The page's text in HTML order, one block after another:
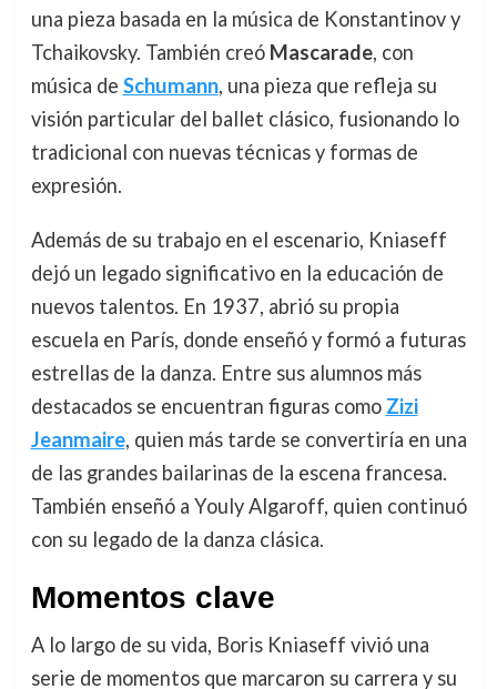
una pieza basada en la música de Konstantinov y
Tchaikovsky. También creó Mascarade, con
música de Schumann, una pieza que refleja su
visión particular del ballet clásico, fusionando lo
tradicional con nuevas técnicas y formas de
expresión.
Además de su trabajo en el escenario, Kniaseff
dejó un legado significativo en la educación de
nuevos talentos. En 1937, abrió su propia
escuela en París, donde enseñó y formó a futuras
estrellas de la danza. Entre sus alumnos más
destacados se encuentran figuras como Zizi
Jeanmaire, quien más tarde se convertiría en una
de las grandes bailarinas de la escena francesa.
También enseñó a Youly Algaroff, quien continuó
con su legado de la danza clásica.
Momentos clave
A lo largo de su vida, Boris Kniaseff vivió una
serie de momentos que marcaron su carrera y su